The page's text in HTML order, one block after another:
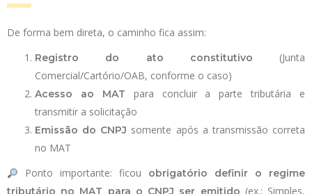
De forma bem direta, o caminho fica assim:
Registro do ato constitutivo (Junta
Comercial/Cartório/OAB, conforme o caso)
Acesso ao MAT para concluir a parte tributária e
transmitir a solicitação
Emissão do CNPJ somente após a transmissão correta
no MAT
Ponto importante: ficou obrigatório definir o regime
tributário no MAT para o CNPJ ser emitido (ex.: Simples,